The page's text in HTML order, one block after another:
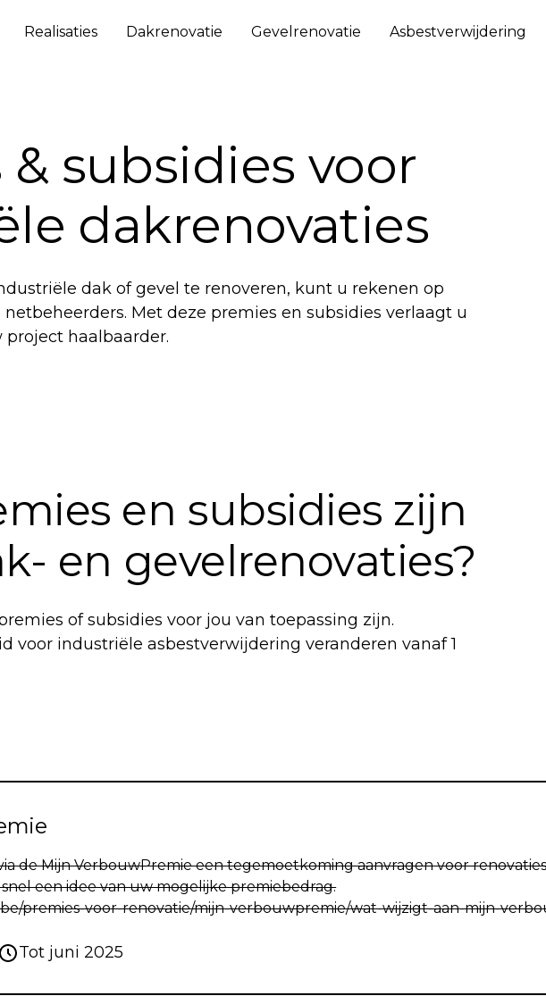
Realisaties Dakrenovatie Gevelrenovatie Asbestverwijdering
subsidies voor
dakrenovaties
dak of gevel te renoveren, kunt u rekenen op
Met deze premies en subsidies verlaagt u
haalbaarder.
en subsidies zijn
en gevelrenovaties?
of subsidies voor jou van toepassing zijn.
voor industriële asbestverwijdering veranderen vanaf 1
de Mijn VerbouwPremie een tegemoetkoming aanvragen voor
een idee van uw mogelijke premiebedrag.
premies-voor-renovatie/mijn-verbouwpremie/wat-wijzigt-aan-mijn-
Tot juni 2025